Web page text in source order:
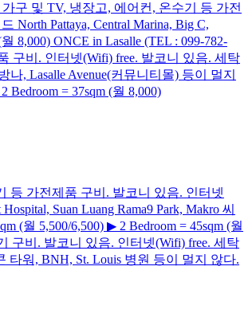
가구 및 TV, 냉장고, 에어컨, 온수기 등 가전
North Pattaya, Central Marina, Big C,
8,000) ONCE in Lasalle (TEL : 099-782-
구비. 인터넷(Wifi) free. 발코니 있음. 세탁
나, Lasalle Avenue(커뮤니티몰) 등이 멀지
Bedroom = 37sqm (월 8,000)
등 가전제품 구비. 발코니 있음. 인터넷
Suan Luang Rama9 Park, Makro 씨
(월 5,500/6,500) ▶ 2 Bedroom = 45sqm (월
구비. 발코니 있음. 인터넷(Wifi) free. 세탁
타워, BNH, St. Louis 병원 등이 멀지 않다.